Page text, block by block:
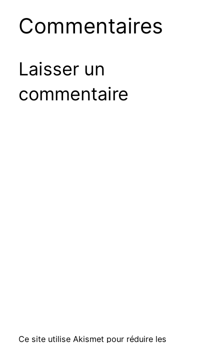
Commentaires
Laisser un
commentaire
Ce site utilise Akismet pour réduire les